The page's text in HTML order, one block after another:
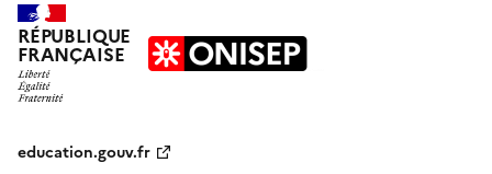
RÉPUBLIQUE
FRANÇAISE
education.gouv.fr